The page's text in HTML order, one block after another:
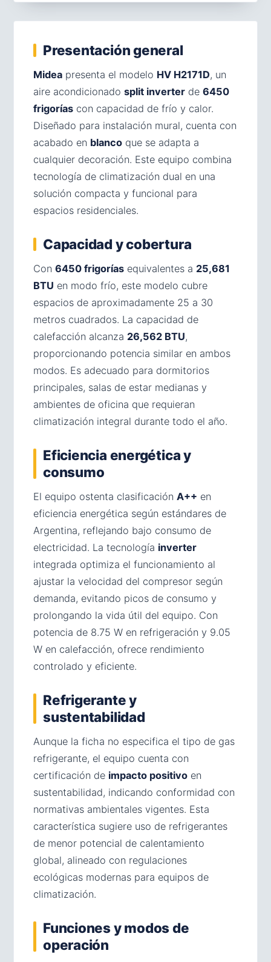
Presentación general
Midea presenta el modelo HV H2171D, un
aire acondicionado split inverter de 6450
frigorías con capacidad de frío y calor.
Diseñado para instalación mural, cuenta con
acabado en blanco que se adapta a
cualquier decoración. Este equipo combina
tecnología de climatización dual en una
solución compacta y funcional para
espacios residenciales.
Capacidad y cobertura
Con 6450 frigorías equivalentes a 25,681
BTU en modo frío, este modelo cubre
espacios de aproximadamente 25 a 30
metros cuadrados. La capacidad de
calefacción alcanza 26,562 BTU,
proporcionando potencia similar en ambos
modos. Es adecuado para dormitorios
principales, salas de estar medianas y
ambientes de oficina que requieran
climatización integral durante todo el año.
Eficiencia energética y
consumo
El equipo ostenta clasificación A++ en
eficiencia energética según estándares de
Argentina, reflejando bajo consumo de
electricidad. La tecnología inverter
integrada optimiza el funcionamiento al
ajustar la velocidad del compresor según
demanda, evitando picos de consumo y
prolongando la vida útil del equipo. Con
potencia de 8.75 W en refrigeración y 9.05
W en calefacción, ofrece rendimiento
controlado y eficiente.
Refrigerante y
sustentabilidad
Aunque la ficha no especifica el tipo de gas
refrigerante, el equipo cuenta con
certificación de impacto positivo en
sustentabilidad, indicando conformidad con
normativas ambientales vigentes. Esta
característica sugiere uso de refrigerantes
de menor potencial de calentamiento
global, alineado con regulaciones
ecológicas modernas para equipos de
climatización.
Funciones y modos de
operación